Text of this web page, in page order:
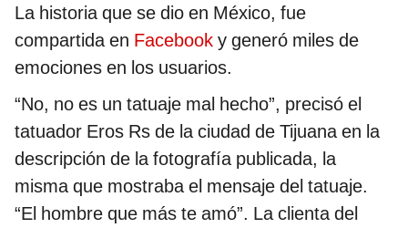
La historia que se dio en México, fue
compartida en Facebook y generó miles de
emociones en los usuarios.
“No, no es un tatuaje mal hecho”, precisó el
tatuador Eros Rs de la ciudad de Tijuana en la
descripción de la fotografía publicada, la
misma que mostraba el mensaje del tatuaje.
“El hombre que más te amó”. La clienta del